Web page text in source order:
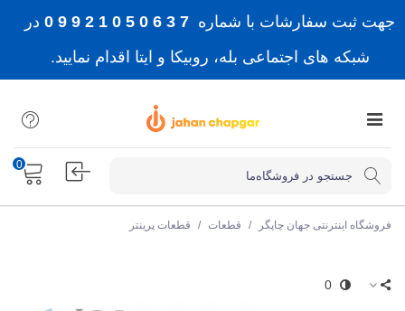
جهت ثبت سفارشات با شماره 7 3 6 0 5 0 1 2 9 9 0
در
شبکه های اجتماعی بله، روبیکا و ایتا اقدام نمایید.
0
فروشگاه اینترنتی جهان چاپگر / قطعات / قطعات پرینتر
0